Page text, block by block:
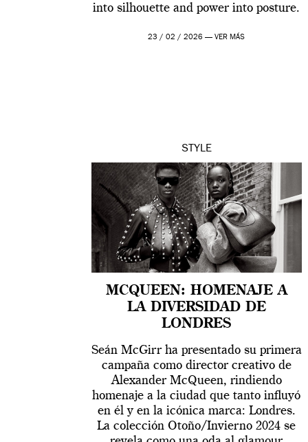
into silhouette and power into posture.
23 / 02 / 2026 —VER MÁS
STYLE
MCQUEEN: HOMENAJE A
LA DIVERSIDAD DE
LONDRES
Seán McGirr ha presentado su primera
campaña como director creativo de
Alexander McQueen, rindiendo
homenaje a la ciudad que tanto influyó
en él y en la icónica marca: Londres.
La colección Otoño/Invierno 2024 se